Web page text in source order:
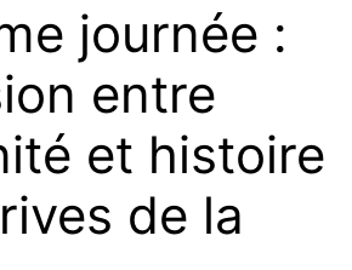
journée :
entre
et histoire
de la